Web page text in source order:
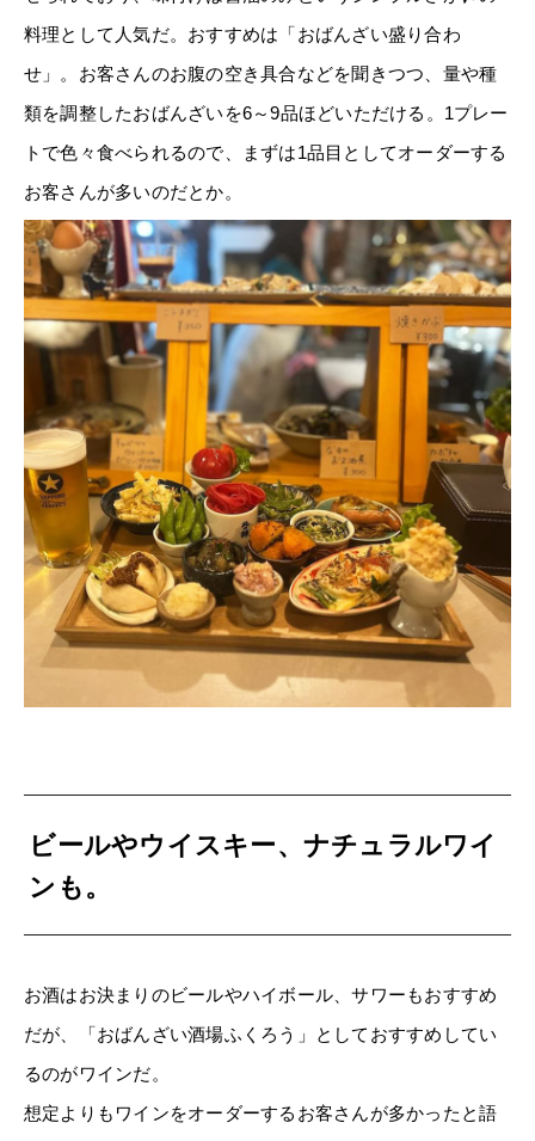
料理として人気だ。おすすめは「おばんざい盛り合わ
せ 」。お客さんのお腹の空き具合などを聞きつつ、量や種
類を調整したおばんざいを6～9品ほどいただける。1プレー
トで色々食べられるので、まずは1品目としてオーダーする
お客さんが多いのだとか。
ビールやウイスキー、ナチュラルワイ
ンも。
お酒はお決まりのビールやハイボール、サワーもおすすめ
だが、「おばんざい酒場ふくろう」としておすすめしてい
るのがワインだ。
想定よりもワインをオーダーするお客さんが多かったと語